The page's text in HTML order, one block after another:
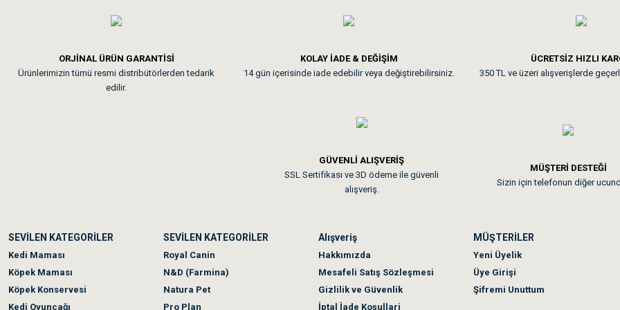
Kedilerim beğeniyorlar. Memnunuz. Uygun fiyatta olması iyi.
Akşam verdiğim sipariş bir sonraki gün elime ulaştı. Jack russell köpeğim severek yedi. Tüy
ORJİNAL ÜRÜN GARANTİSİ
Ürünlerimizin tümü resmi distribütörlerden tedarik
edilir.
KOLAY İADE & DEĞİŞİM
14 gün içerisinde iade edebilir veya değiştirebilirsiniz.
ÜCRETSİZ HIZLI
350 TL ve üzeri alışverişlerde
GÜVENLİ ALIŞVERİŞ
SSL Sertifikası ve 3D ödeme ile güvenli
alışveriş.
MÜŞTERİ DESTEĞİ
Sizin için telefonun diğer
SEVİLEN KATEGORİLER
Kedi Maması
Köpek Maması
Köpek Konservesi
Kedi Oyuncağı
SEVİLEN KATEGORİLER
Royal Canin
N&D (Farmina)
Natura Pet
Pro Plan
Alışveriş
Hakkımızda
Mesafeli Satış Sözleşmesi
Gizlilik ve Güvenlik
İptal İade Koşullari
MÜŞTERİLER
Yeni Üyelik
Üye Girişi
Şifremi Unuttum